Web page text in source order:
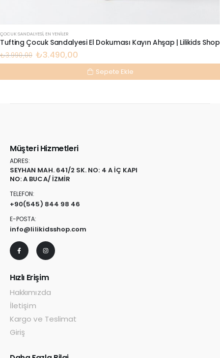
ÇOCUK SANDALYESI, EN YENILER
Tufting Çocuk Sandalyesi El Dokuması Kayın Ahşap | Lilikids Shop
₺3.990,00 ₺3.490,00
Sepete Ekle
Müşteri Hizmetleri
ADRES:
SEYHAN MAH. 641/2 SK. NO: 4 A İÇ KAPI
NO: A BUCA/ İZMİR
TELEFON:
+90(545) 844 98 46
E-POSTA:
info@lilikidsshop.com
Hızlı Erişim
Hakkımızda
İletişim
Kargo ve Teslimat
Giriş